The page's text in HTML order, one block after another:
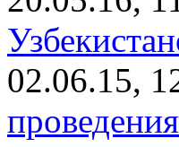
02.06.15,